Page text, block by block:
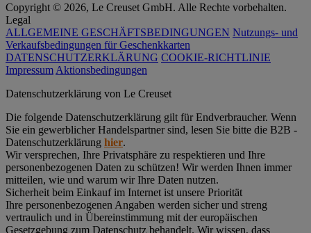
Copyright © 2026, Le Creuset GmbH. Alle Rechte vorbehalten.
Legal
ALLGEMEINE GESCHÄFTSBEDINGUNGEN Nutzungs- und
Verkaufsbedingungen für Geschenkkarten
DATENSCHUTZERKLÄRUNG COOKIE-RICHTLINIE
Impressum Aktionsbedingungen
Datenschutz­erklärung von Le Creuset
Die folgende Datenschutzerklärung gilt für Endverbraucher. Wenn
Sie ein gewerblicher Handelspartner sind, lesen Sie bitte die B2B -
Datenschutzerklärung hier.
Wir versprechen, Ihre Privatsphäre zu respektieren und Ihre
personenbezogenen Daten zu schützen! Wir werden Ihnen immer
mitteilen, wie und warum wir Ihre Daten nutzen.
Sicherheit beim Einkauf im Internet ist unsere Priorität
Ihre personenbezogenen Angaben werden sicher und streng
vertraulich und in Übereinstimmung mit der europäischen
Gesetzgebung zum Datenschutz behandelt. Wir wissen, dass